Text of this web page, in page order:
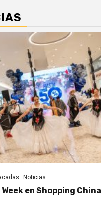
Noticias
en Shopping China